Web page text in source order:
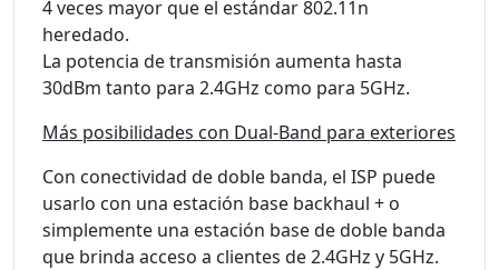
4 veces mayor que el estándar 802.11n
heredado.
La potencia de transmisión aumenta hasta
30dBm tanto para 2.4GHz como para 5GHz.
Más posibilidades con Dual-Band para exteriores
Con conectividad de doble banda, el ISP puede
usarlo con una estación base backhaul + o
simplemente una estación base de doble banda
que brinda acceso a clientes de 2.4GHz y 5GHz.